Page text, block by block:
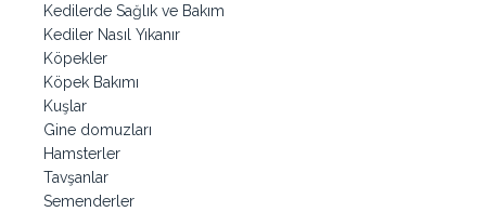
Kedilerde Sağlık ve Bakım
Kediler Nasıl Yıkanır
Köpekler
Köpek Bakımı
Kuşlar
Gine domuzları
Hamsterler
Tavşanlar
Semenderler